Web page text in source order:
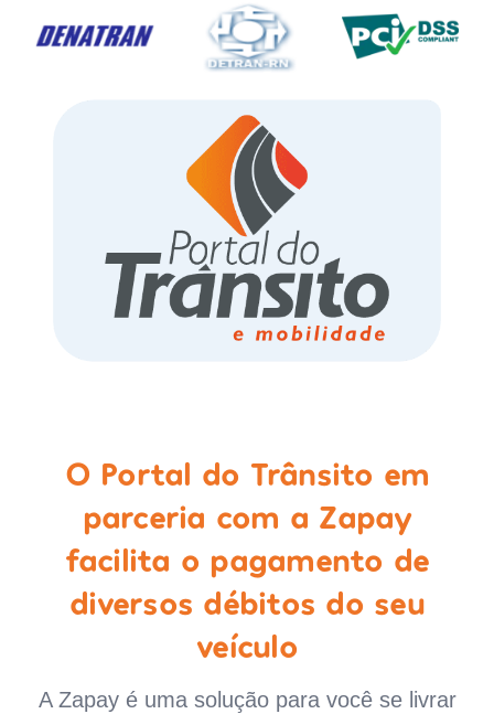
O Portal do Trânsito em
parceria com a Zapay
facilita o pagamento de
diversos débitos do seu
veículo
A Zapay é uma solução para você se livrar